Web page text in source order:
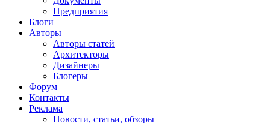
Предприятия
Блоги
Авторы
Авторы статей
Архитекторы
Дизайнеры
Блогеры
Форум
Контакты
Реклама
Новости, статьи, обзоры